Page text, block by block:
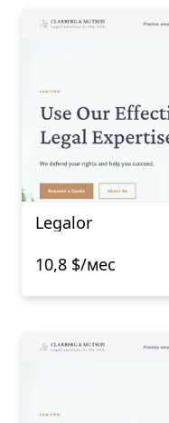
Legalor
10,8 $/мес